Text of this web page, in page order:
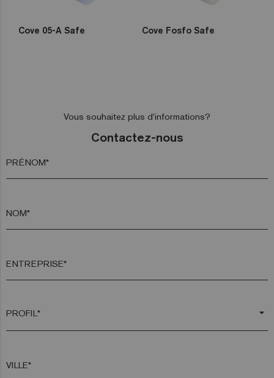
Cove 05-A Safe Cove Fosfo Safe
Vous souhaitez plus d’informations?
Contactez-nous
PRÉNOM*
NOM*
ENTREPRISE*
arrow_drop_down
VILLE*